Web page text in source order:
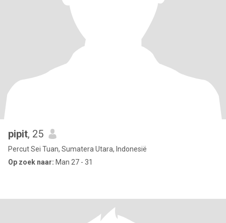
pipit, 25
Percut Sei Tuan, Sumatera Utara, Indonesië
Op zoek naar: Man 27 - 31